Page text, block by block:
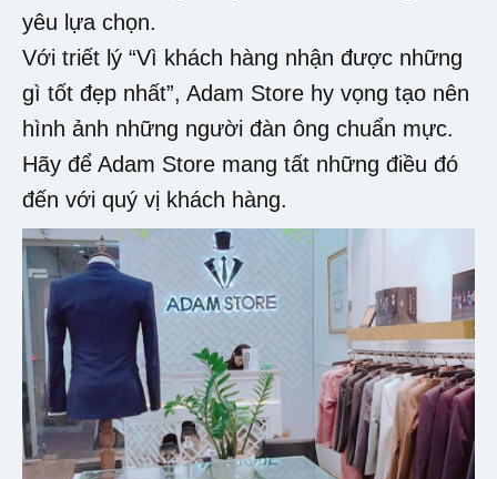
yêu lựa chọn.
Với triết lý “Vì khách hàng nhận được những
gì tốt đẹp nhất”, Adam Store hy vọng tạo nên
hình ảnh những người đàn ông chuẩn mực.
Hãy để Adam Store mang tất những điều đó
đến với quý vị khách hàng.